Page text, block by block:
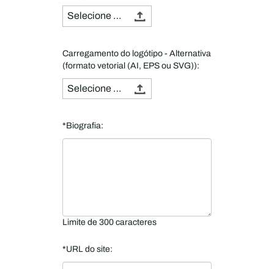
Selecione um ficheiro
Carregamento do logótipo - Alternativa
(formato vetorial (AI, EPS ou SVG)):
Selecione um ficheiro
*Biografia:
Limite de 300 caracteres
*URL do site: